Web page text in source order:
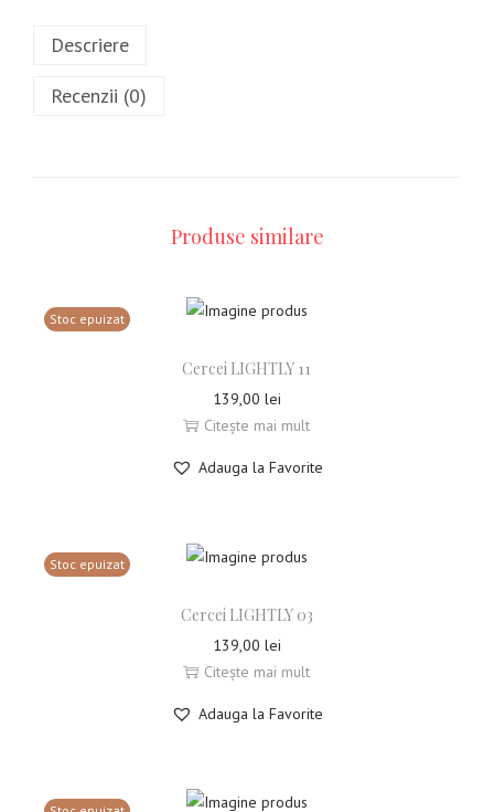
Descriere
Recenzii (0)
Produse similare
Stoc epuizat
Cercei LIGHTLY 11
139,00 lei
Citește mai mult
Adauga la Favorite
Stoc epuizat
Cercei LIGHTLY 03
139,00 lei
Citește mai mult
Adauga la Favorite